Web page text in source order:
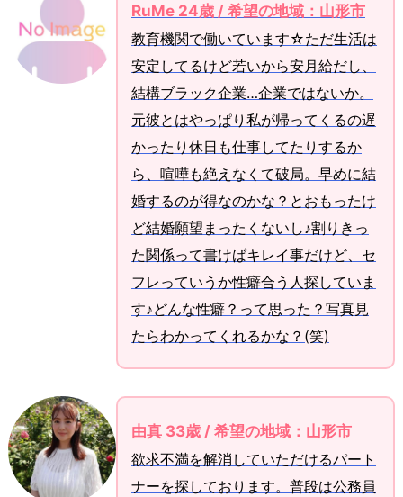
RuMe 24歳 / 希望の地域：山形市
教育機関で働いています☆ただ生活は
安定してるけど若いから安月給だし、
結構ブラック企業…企業ではないか。
元彼とはやっぱり私が帰ってくるの遅
かったり休日も仕事してたりするか
ら、喧嘩も絶えなくて破局。早めに結
婚するのが得なのかな？とおもったけ
ど結婚願望まったくないし♪割りきっ
た関係って書けばキレイ事だけど、セ
フレっていうか性癖合う人探していま
す♪どんな性癖？って思った？写真見
たらわかってくれるかな？(笑)
由真 33歳 / 希望の地域：山形市
欲求不満を解消していただけるパート
ナーを探しております。普段は公務員